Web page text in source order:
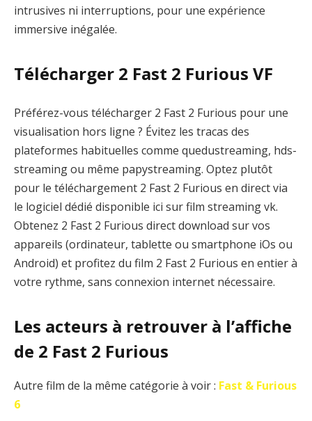
intrusives ni interruptions, pour une expérience
immersive inégalée.
Télécharger 2 Fast 2 Furious VF
Préférez-vous télécharger 2 Fast 2 Furious pour une
visualisation hors ligne ? Évitez les tracas des
plateformes habituelles comme quedustreaming, hds-
streaming ou même papystreaming. Optez plutôt
pour le téléchargement 2 Fast 2 Furious en direct via
le logiciel dédié disponible ici sur film streaming vk.
Obtenez 2 Fast 2 Furious direct download sur vos
appareils (ordinateur, tablette ou smartphone iOs ou
Android) et profitez du film 2 Fast 2 Furious en entier à
votre rythme, sans connexion internet nécessaire.
Les acteurs à retrouver à l’affiche
de 2 Fast 2 Furious
Autre film de la même catégorie à voir : Fast & Furious
6